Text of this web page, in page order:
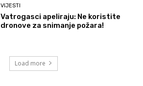
VIJESTI
Vatrogasci apeliraju: Ne koristite
dronove za snimanje požara!
Load more